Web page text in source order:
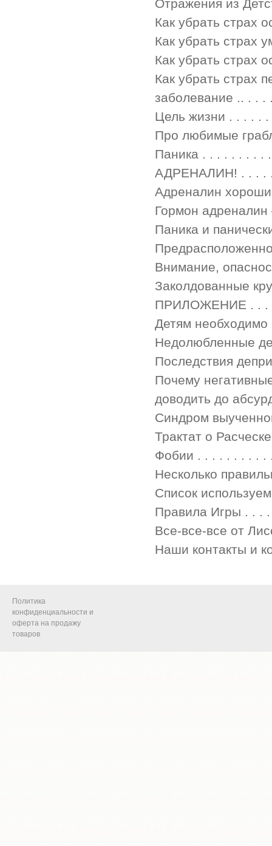
Отражения из
Как убрать страх
Как убрать страх
Как убрать страх
Как убрать страх
заболевание .. . . .
Цель жизни . . . . .
Про любимые
Паника . . . . . . . . .
АДРЕНАЛИН! . . . . .
Адреналин
Гормон
Паника и
Внимание,
Заколдованные
ПРИЛОЖЕНИЕ . . . .
Детям
Недолюбленные
Последствия
Почему
доводить до
Синдром
Трактат о
Фобии . . . . . . . . . .
Несколько
Список
Правила Игры . . .
Все-все-все от
Наши контакты и
Политика
конфиденциальности и
оферта на продажу
товаров